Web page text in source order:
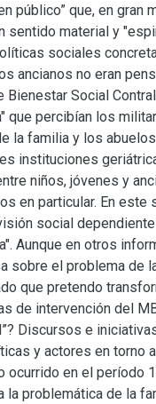
público” que, en gran
sentido material y
sociales
ancianos no eran
Social
percibían los
la familia y los
instituciones
niños, jóvenes y
en particular. En
social
Aunque en otros
sobre el problema de
que pretendo
de intervención del
Discursos e
y actores en torno
en el período
la problemática de la